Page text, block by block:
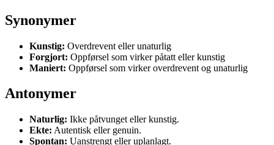
Synonymer
Kunstig: Overdrevent eller unaturlig
Forgjort: Oppførsel som virker påtatt eller kunstig
Maniert: Oppførsel som virker overdrevent og unaturlig
Antonymer
Naturlig: Ikke påtvunget eller kunstig.
Ekte: Autentisk eller genuin.
Spontan: Uanstrengt eller uplanlagt.